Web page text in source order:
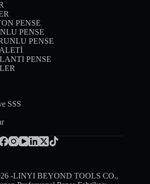
PENSE
PENSE
PENSE
PENSE
SSS
-LINYI BEYOND TOOLS CO.,